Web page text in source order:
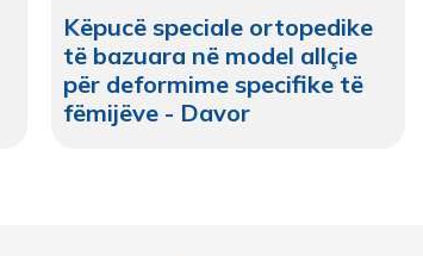
Këpucë speciale ortopedike
të bazuara në model allçie
për deformime specifike të
fëmijëve - Davor